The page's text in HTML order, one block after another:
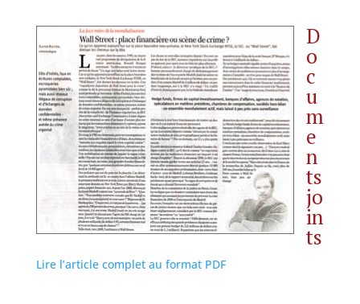
D
o
c
u
m
e
n
ts
jo
in
ts
Lire l’article complet au format PDF